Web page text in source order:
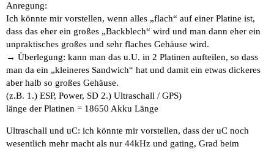
Anregung:
Ich könnte mir vorstellen, wenn alles „flach“ auf einer Platine ist,
dass das eher ein großes „Backblech“ wird und man dann eher ein
unpraktisches großes und sehr flaches Gehäuse wird.
→ Überlegung: kann man das u.U. in 2 Platinen aufteilen, so dass
man da ein „kleineres Sandwich“ hat und damit ein etwas dickeres
aber halb so großes Gehäuse.
(z.B. 1.) ESP, Power, SD 2.) Ultraschall / GPS)
länge der Platinen = 18650 Akku Länge
Ultraschall und uC: ich könnte mir vorstellen, dass der uC noch
wesentlich mehr macht als nur 44kHz und gating, Grad beim